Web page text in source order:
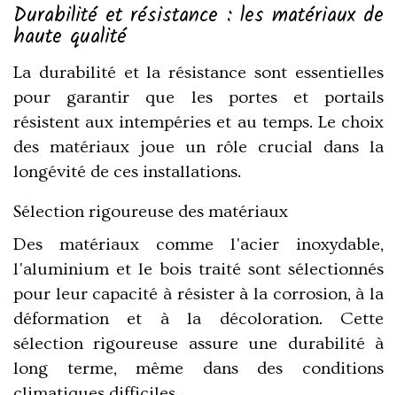
Durabilité et résistance : les matériaux de
haute qualité
La durabilité et la résistance sont essentielles
pour garantir que les portes et portails
résistent aux intempéries et au temps. Le choix
des matériaux joue un rôle crucial dans la
longévité de ces installations.
Sélection rigoureuse des matériaux
Des matériaux comme l'acier inoxydable,
l'aluminium et le bois traité sont sélectionnés
pour leur capacité à résister à la corrosion, à la
déformation et à la décoloration. Cette
sélection rigoureuse assure une durabilité à
long terme, même dans des conditions